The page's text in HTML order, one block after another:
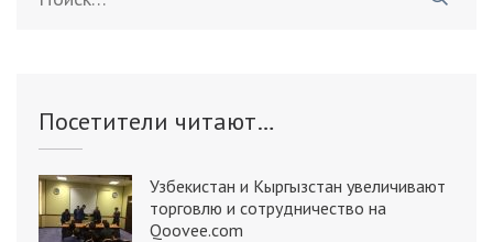
Посетители читают…
Узбекистан и Кыргызстан увеличивают
торговлю и сотрудничество на
Qoovee.com